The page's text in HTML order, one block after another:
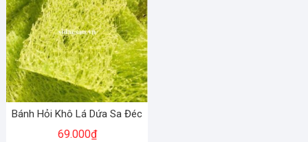
Bánh Hỏi Khô Lá Dứa Sa Đéc
69.000₫